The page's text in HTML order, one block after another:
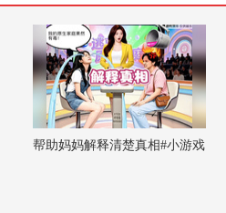
帮助妈妈解释清楚真相#小游戏